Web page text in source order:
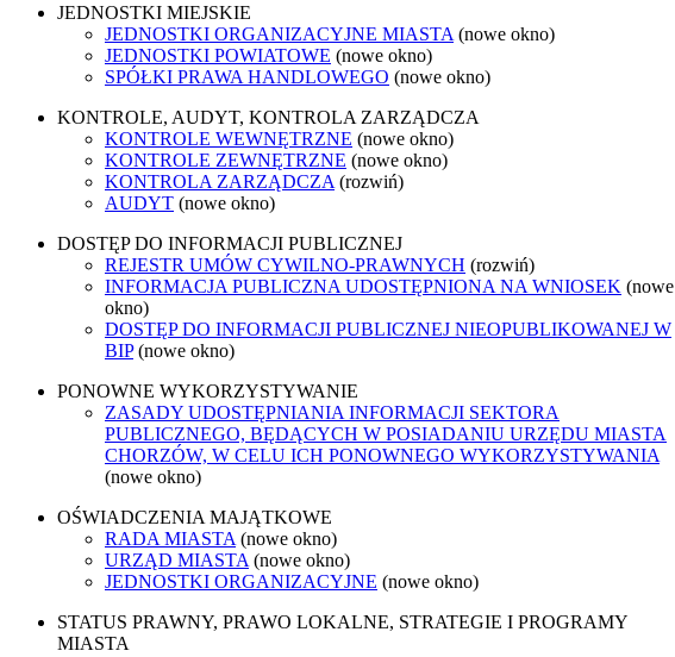
JEDNOSTKI MIEJSKIE
JEDNOSTKI ORGANIZACYJNE MIASTA (nowe okno)
JEDNOSTKI POWIATOWE (nowe okno)
SPÓŁKI PRAWA HANDLOWEGO (nowe okno)
KONTROLE, AUDYT, KONTROLA ZARZĄDCZA
KONTROLE WEWNĘTRZNE (nowe okno)
KONTROLE ZEWNĘTRZNE (nowe okno)
KONTROLA ZARZĄDCZA (rozwiń)
AUDYT (nowe okno)
DOSTĘP DO INFORMACJI PUBLICZNEJ
REJESTR UMÓW CYWILNO-PRAWNYCH (rozwiń)
INFORMACJA PUBLICZNA UDOSTĘPNIONA NA WNIOSEK (nowe
okno)
DOSTĘP DO INFORMACJI PUBLICZNEJ NIEOPUBLIKOWANEJ W
BIP (nowe okno)
PONOWNE WYKORZYSTYWANIE
ZASADY UDOSTĘPNIANIA INFORMACJI SEKTORA
PUBLICZNEGO, BĘDĄCYCH W POSIADANIU URZĘDU MIASTA
CHORZÓW, W CELU ICH PONOWNEGO WYKORZYSTYWANIA
(nowe okno)
OŚWIADCZENIA MAJĄTKOWE
RADA MIASTA (nowe okno)
URZĄD MIASTA (nowe okno)
JEDNOSTKI ORGANIZACYJNE (nowe okno)
STATUS PRAWNY, PRAWO LOKALNE, STRATEGIE I PROGRAMY
MIASTA